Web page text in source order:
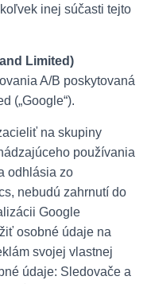
inej súčasti tejto
Limited)
A/B poskytovaná
(„Google“).
na skupiny
používania
odhlásia zo
nebudú zahrnutí do
Google
osobné údaje na
svojej vlastnej
údaje: Sledovače a